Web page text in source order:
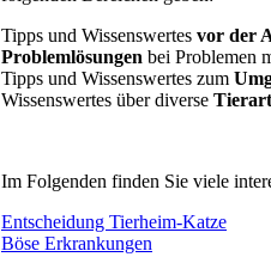
Tipps und Wissenswertes vor der
Problemlösungen bei Problemen
Tipps und Wissenswertes zum
Wissenswertes über diverse
Im Folgenden finden Sie viele
Entscheidung Tierheim-Katze
Böse Erkrankungen